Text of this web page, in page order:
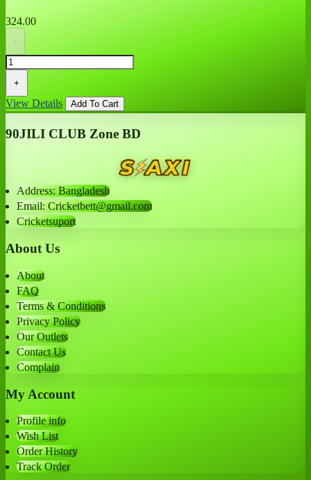
324.00
-
+
View Details Add To Cart
90JILI CLUB Zone BD
Address: Bangladesh
Email: Cricketbett@gmail.com
Cricketsuport
About Us
About
FAQ
Terms & Conditions
Privacy Policy
Our Outlets
Contact Us
Complain
My Account
Profile info
Wish List
Order History
Track Order